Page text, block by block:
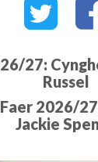
27:
Russel
2026/
Jackie